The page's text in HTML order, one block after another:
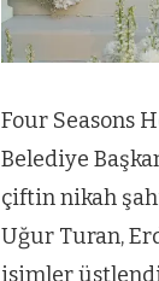
Four Seasons
Belediye
çiftin nikah
Uğur Turan,
isimler